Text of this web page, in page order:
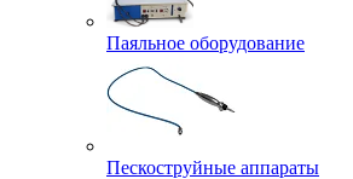
Паяльное оборудование
Пескоструйные аппараты